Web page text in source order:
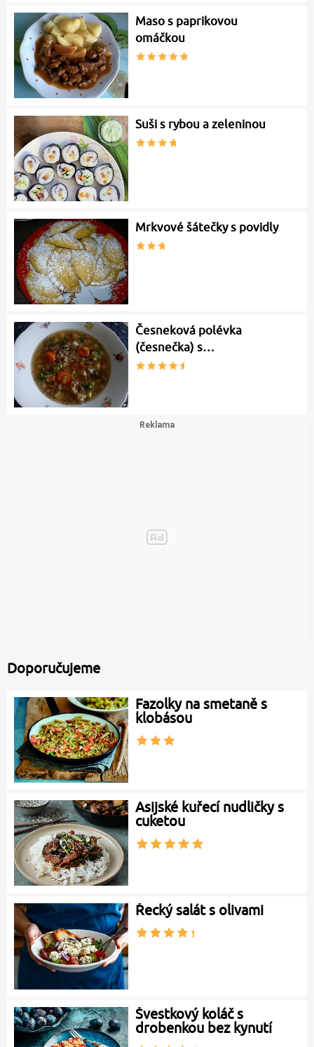
Maso s paprikovou
omáčkou
Suši s rybou a zeleninou
Mrkvové šátečky s povidly
Česneková polévka
(česnečka) s…
Doporučujeme
Fazolky na smetaně s
klobásou
Asijské kuřecí nudličky s
cuketou
Řecký salát s olivami
Švestkový koláč s
drobenkou bez kynutí